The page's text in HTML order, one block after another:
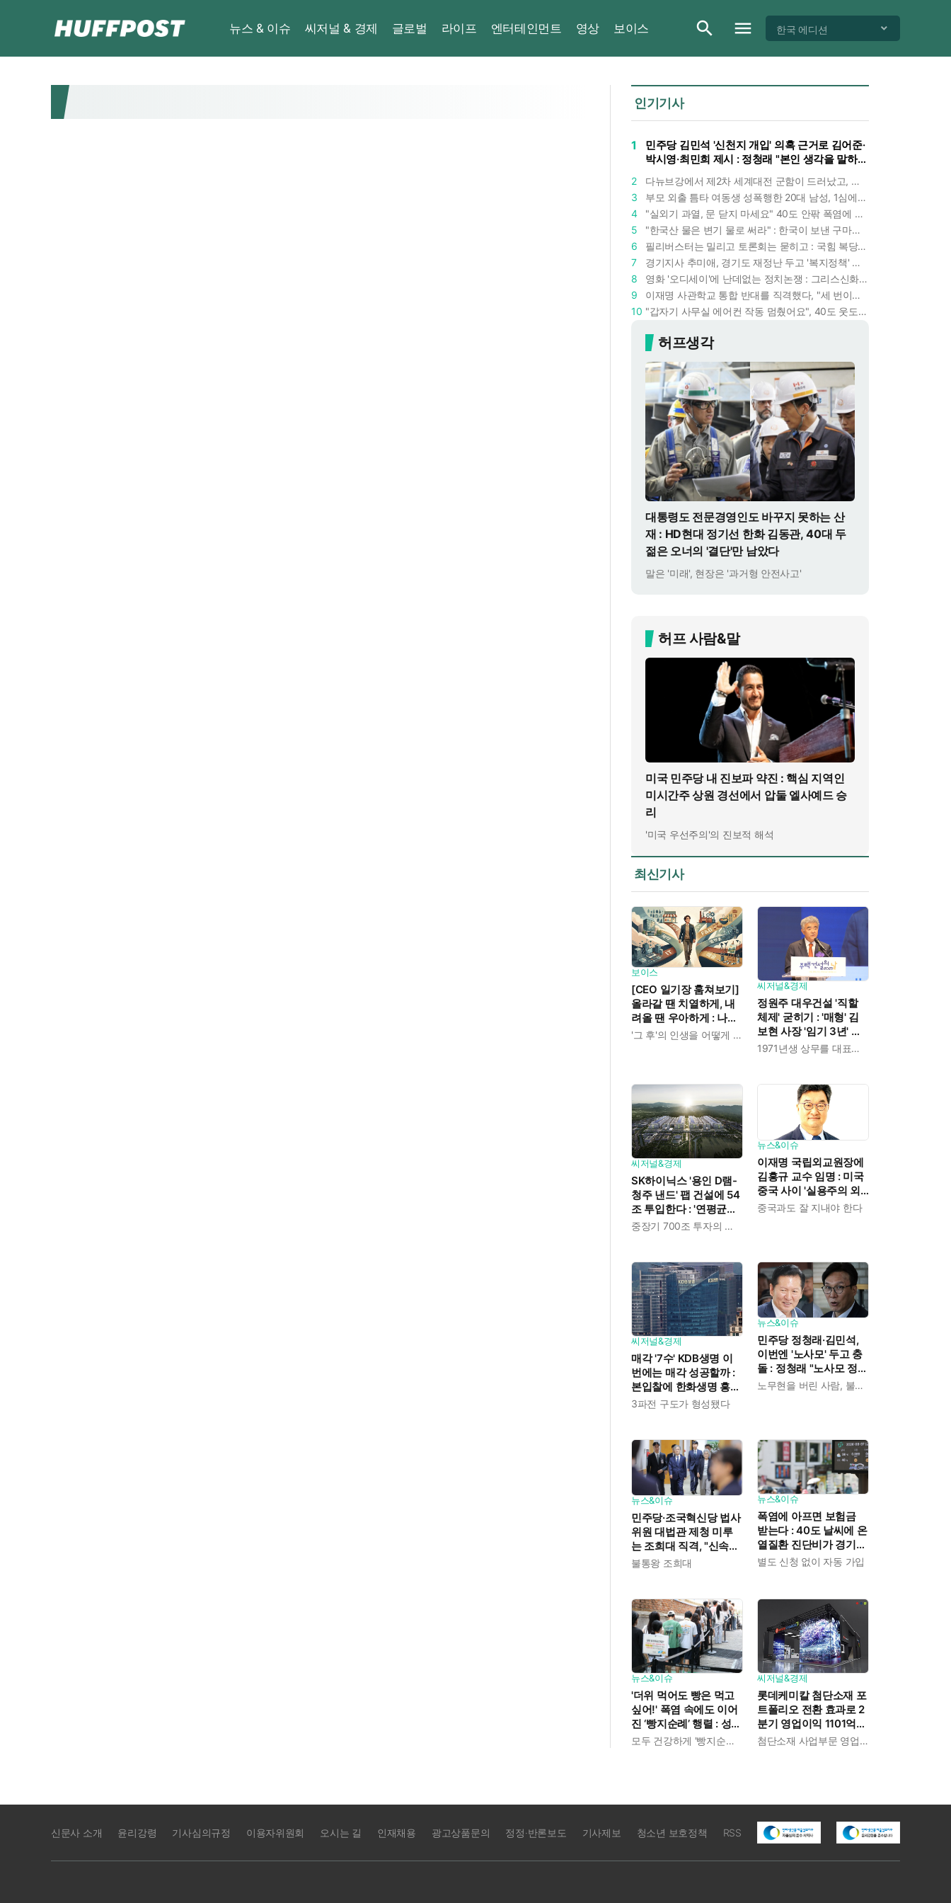
뉴스 & 이슈 씨저널 & 경제 글로벌 라이프 엔터테인먼트 영상 보이스 한국 에디션
인기기사
1
민주당 김민석 '신천지 개입' 의혹 근거로 김어준·
박시영·최민희 제시 : 정청래 "본인 생각을 말하
2
다뉴브강에서 제2차 세계대전 군함이 드러났고, 포항 수돗물은 갑자기 짜졌다 : 폭염·가뭄이 만든 낯선 풍경
3
부모 외출 틈타 여동생 성폭행한 20대 남성, 1심에서 5년형 선고 : 친족 간 '암수범죄'의 심각성
4
"실외기 과열, 문 닫지 마세요" 40도 안팎 폭염에 쉼 없이 도는 에어컨 : 화재 위험 경고등!
5
"한국산 물은 변기 물로 써라" : 한국이 보낸 구마모토 지진 구호품에 한 일본인의 '어처구니 없는' 반응
6
필리버스터는 밀리고 토론회는 묻히고 : 국힘 복당 원하는 한동훈, '검사 정치'의 한계만 드러내나
7
경기지사 추미애, 경기도 재정난 두고 '복지정책' 탓하는 시선에 정면 반박 : "고령자와 아이 인구 급증"
8
영화 '오디세이'에 난데없는 정치논쟁 : 그리스신화 공간에서 '트럼프 전쟁의 참혹함'이 보인다
9
이재명 사관학교 통합 반대를 직격했다, "세 번이나 군사 쿠데타 했는데 압도적 지위"
10
"갑자기 사무실 에어컨 작동 멈췄어요", 40도 웃도는 기온에 에어컨도 숨이 찬다
허프생각
대통령도 전문경영인도 바꾸지 못하는 산
재 : HD현대 정기선 한화 김동관, 40대 두
젊은 오너의 '결단'만 남았다
말은 '미래', 현장은 '과거형 안전사고'
허프 사람&말
미국 민주당 내 진보파 약진 : 핵심 지역인
미시간주 상원 경선에서 압둘 엘사예드 승
리
'미국 우선주의'의 진보적 해석
최신기사
보이스
[CEO 일기장 훔쳐보기]
올라갈 땐 치열하게, 내
려올 땐 우아하게 : 나만
의 커리어 설계법
'그 후'의 인생을 어떻게 살 것인가
씨저널&경제
정원주 대우건설 '직할
체제' 굳히기 : '매형' 김
보현 사장 '임기 3년' 받
고 4개월 만에 물러났다
1971년생 상무를 대표이사로 발탁
씨저널&경제
SK하이닉스 '용인 D램-
청주 낸드' 팹 건설에 54
조 투입한다 : '연평균
19% 성장' 메모리 수요중장기 700조 투자의 단계적 이행
뉴스&이슈
이재명 국립외교원장에
김흥규 교수 임명 : 미국
중국 사이 '실용주의 외
교론' 강조한 인물이다
중국과도 잘 지내야 한다
씨저널&경제
매각 '7수' KDB생명 이
번에는 매각 성공할까 :
본입찰에 한화생명 흥국
생명 한국금융지주 최종
3파전 구도가 형성됐다
뉴스&이슈
민주당 정청래·김민석,
이번엔 '노사모' 두고 충
돌 : 정청래 "노사모 정신
으로 승리" vs 김민석 측노무현을 버린 사람, 불편하겠지
뉴스&이슈
민주당·조국혁신당 법사
위원 대법관 제청 미루
는 조희대 직격, "신속한
재판 약속도 저버려"
불통왕 조희대
뉴스&이슈
폭염에 아프면 보험금
받는다 : 40도 날씨에 온
열질환 진단비가 경기도
민에게 주어진다
별도 신청 없이 자동 가입
뉴스&이슈
'더위 먹어도 빵은 먹고
싶어!' 폭염 속에도 이어
진 ‘빵지순례’ 행렬 : 성심
당이 대기 손님 위해 준모두 건강하게 '빵지순례' 마치시길.
씨저널&경제
롯데케미칼 첨단소재 포
트폴리오 전환 효과로 2
분기 영업이익 1101억
흑자전환 : 대산·여수 사첨단소재 사업부문 영업이익 1325억 원
신문사 소개 윤리강령 기사심의규정 이용자위원회 오시는 길 인재채용 광고상품문의 정정·반론보도 기사제보 청소년 보호정책 RSS